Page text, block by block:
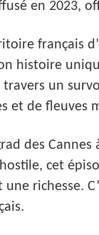
en 2023,
français
histoire
un
et de fleuves
des
cet
richesse.